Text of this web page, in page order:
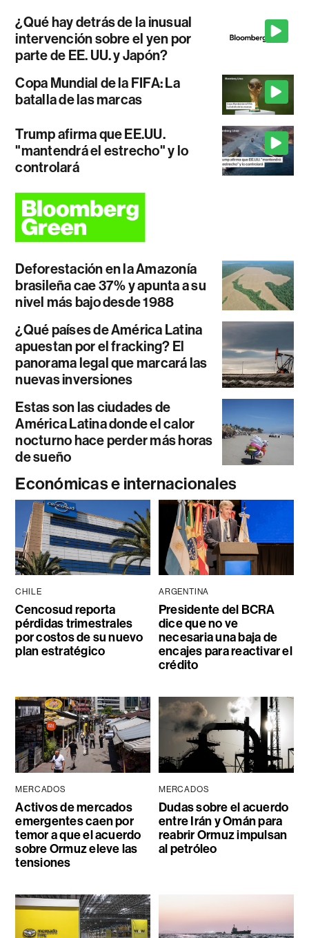
¿Qué hay detrás de la inusual
intervención sobre el yen por
parte de EE. UU. y Japón?
Copa Mundial de la FIFA: La
batalla de las marcas
Trump afirma que EE.UU.
"mantendrá el estrecho" y lo
controlará
Deforestación en la Amazonía
brasileña cae 37% y apunta a su
nivel más bajo desde 1988
¿Qué países de América Latina
apuestan por el fracking? El
panorama legal que marcará las
nuevas inversiones
Estas son las ciudades de
América Latina donde el calor
nocturno hace perder más horas
de sueño
Económicas e internacionales
CHILE
Cencosud reporta
pérdidas trimestrales
por costos de su nuevo
plan estratégico
ARGENTINA
Presidente del BCRA
dice que no ve
necesaria una baja de
encajes para reactivar el
crédito
MERCADOS
Activos de mercados
emergentes caen por
temor a que el acuerdo
sobre Ormuz eleve las
tensiones
MERCADOS
Dudas sobre el acuerdo
entre Irán y Omán para
reabrir Ormuz impulsan
al petróleo